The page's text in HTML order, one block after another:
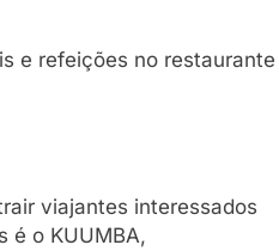
e refeições no restaurante
viajantes interessados
é o KUUMBA,